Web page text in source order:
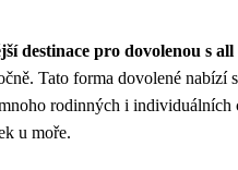
destinace pro dovolenou s all
Tato forma dovolené nabízí
rodinných i individuálních
u moře.